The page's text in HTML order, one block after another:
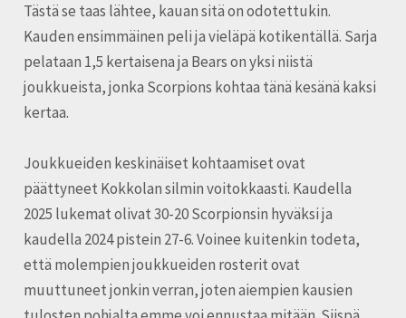
Tästä se taas lähtee, kauan sitä on odotettukin.
Kauden ensimmäinen peli ja vieläpä kotikentällä. Sarja
pelataan 1,5 kertaisena ja Bears on yksi niistä
joukkueista, jonka Scorpions kohtaa tänä kesänä kaksi
kertaa.
Joukkueiden keskinäiset kohtaamiset ovat
päättyneet Kokkolan silmin voitokkaasti. Kaudella
2025 lukemat olivat 30-20 Scorpionsin hyväksi ja
kaudella 2024 pistein 27-6. Voinee kuitenkin todeta,
että molempien joukkueiden rosterit ovat
muuttuneet jonkin verran, joten aiempien kausien